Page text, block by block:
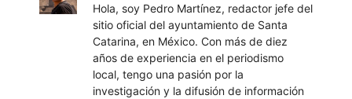
Hola, soy Pedro Martínez, redactor jefe del
sitio oficial del ayuntamiento de Santa
Catarina, en México. Con más de diez
años de experiencia en el periodismo
local, tengo una pasión por la
investigación y la difusión de información